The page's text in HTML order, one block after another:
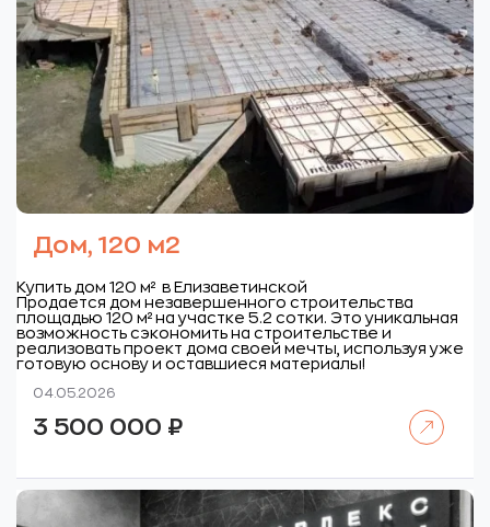
Дом, 120 м2
Купить дом 120 м² в Елизаветинской
Продается дом незавершенного строительства
площадью 120 м² на участке 5.2 сотки. Это уникальная
возможность сэкономить на строительстве и
реализовать проект дома своей мечты, используя уже
готовую основу и оставшиеся материалы!
04.05.2026
3 500 000 ₽